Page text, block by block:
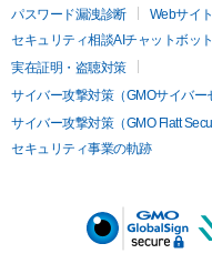
パスワード漏洩診断
Webサイ
セキュリティ相談AIチャットボット
実在証明・盗聴対策
サイバー攻撃対策（GMOサイバー
サイバー攻撃対策（GMO Flatt
セキュリティ事業の軌跡